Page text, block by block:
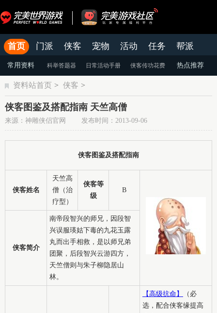
首页 门派 侠客 宠物 活动 任务
帮派
官网
论坛 老虎游戏APP
常用资料 科举答题器 日常活动手册 侠客传功花费 热点推荐
颜色蜕变 天命系统 染色系统
资料站首页 > 侠客 >
侠客图鉴及搭配指南 天竺高僧
来源：神雕侠侣官网 发布时间：2013-09-06
侠客图鉴及搭配指南
侠客姓名
天竺高
僧（治
疗型）
侠客等
级
B
侠客简介
南帝段智兴的师兄，因段智
兴误服瑛姑下毒的九花玉露
丸而出手相救，是以师兄弟
团聚，后段智兴云游四方，
天竺僧则与朱子柳隐居山
林。
【高级抗命】
（必
选，配合侠客缘提高